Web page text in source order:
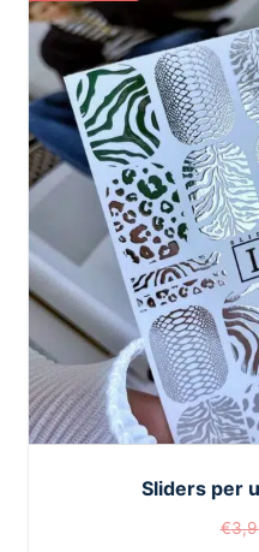
Sliders per
€